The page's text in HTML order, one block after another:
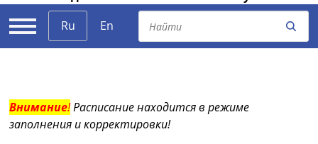
Ru
En
Внимание!Расписание находится в режиме
заполнения и корректировки!